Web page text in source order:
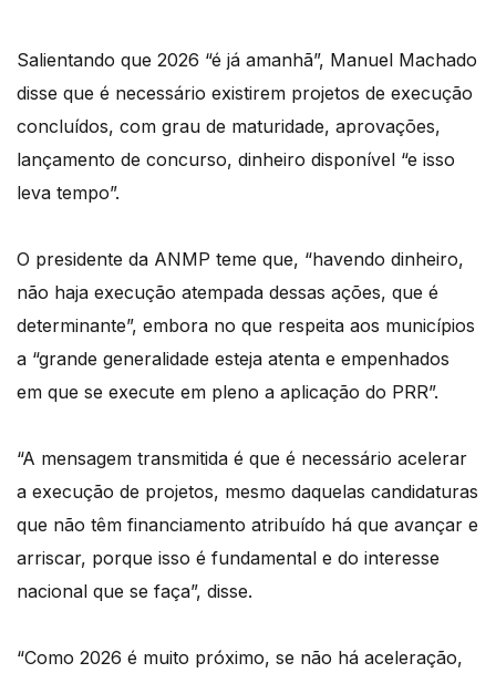
Salientando que 2026 “é já amanhã”, Manuel Machado
disse que é necessário existirem projetos de execução
concluídos, com grau de maturidade, aprovações,
lançamento de concurso, dinheiro disponível “e isso
leva tempo”.
O presidente da ANMP teme que, “havendo dinheiro,
não haja execução atempada dessas ações, que é
determinante”, embora no que respeita aos municípios
a “grande generalidade esteja atenta e empenhados
em que se execute em pleno a aplicação do PRR”.
“A mensagem transmitida é que é necessário acelerar
a execução de projetos, mesmo daquelas candidaturas
que não têm financiamento atribuído há que avançar e
arriscar, porque isso é fundamental e do interesse
nacional que se faça”, disse.
“Como 2026 é muito próximo, se não há aceleração,